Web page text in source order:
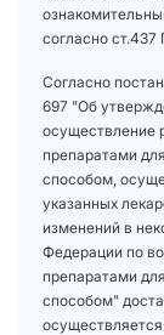
согласно ст.437
Согласно
697 "Об
осуществление
препаратами
способом,
указанных
изменений в
Федерации по
препаратами
способом"